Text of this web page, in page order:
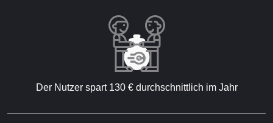
Der Nutzer spart 130 € durchschnittlich im Jahr